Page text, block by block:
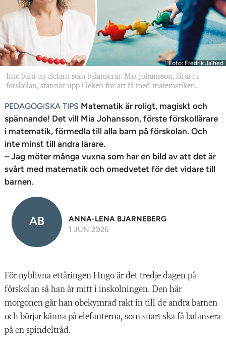
Foto: Fredrik Jalhed
Inte bara en elefant som balanserar. Mia Johansson, lärare i
förskolan, stannar upp i leken för att få med matematiken.
PEDAGOGISKA TIPS Matematik är roligt, magiskt och
spännande! Det vill Mia Johansson, förste förskollärare
i matematik, förmedla till alla barn på förskolan. Och
inte minst till andra lärare.
– Jag möter många vuxna som har en bild av att det är
svårt med matematik och omedvetet för det vidare till
barnen.
AB
ANNA-LENA BJARNEBERG
1 JUN 2026
För nyblivna ettåringen Hugo är det tredje dagen på
förskolan så han är mitt i inskolningen. Den här
morgonen går han obekymrad rakt in till de andra barnen
och börjar känna på elefanterna, som snart ska få balansera
på en spindeltråd.